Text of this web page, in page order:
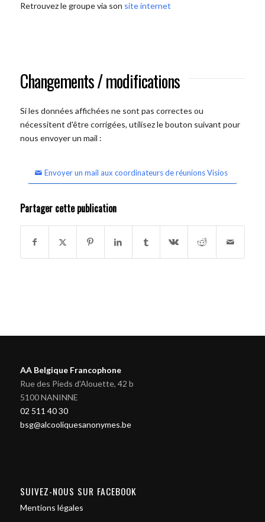
Retrouvez le groupe via son site internet
Changements / modifications
Si les données affichées ne sont pas correctes ou
nécessitent d'être corrigées, utilisez le bouton suivant pour
nous envoyer un mail :
Envoyer un mail aux coordinateurs de réunions Visios
Partager cette publication
AA Belgique Francophone
Rue des Pieds d'Alouette, 42 b
5100 NANINNE
02 511 40 30
bsg@alcooliquesanonymes.be
SUIVEZ-NOUS SUR FACEBOOK
Mentions légales